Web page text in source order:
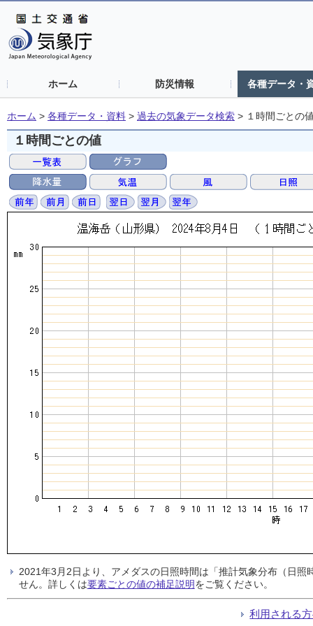
ホーム 防災情報 各種データ・
ホーム > 各種データ・資料 > 過去の気象データ検索 > １時間ごとの
１時間ごとの値
2021年3月2日より、アメダスの日照時間は「推計気象分布（日
せん。詳しくは要素ごとの値の補足説明をご覧ください。
利用される